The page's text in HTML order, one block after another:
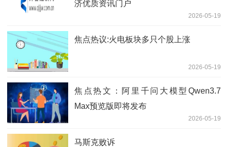
济优质资讯门户
2026-05-19
焦点热议:火电板块多只个股上涨
2026-05-19
焦点热文：阿里千问大模型Qwen3.7
Max预览版即将发布
2026-05-19
马斯克败诉